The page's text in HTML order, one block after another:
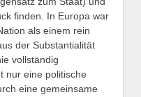
finden. In Europa war
als einem rein
der Substantialität
vollständig
nur eine politische
eine gemeinsame